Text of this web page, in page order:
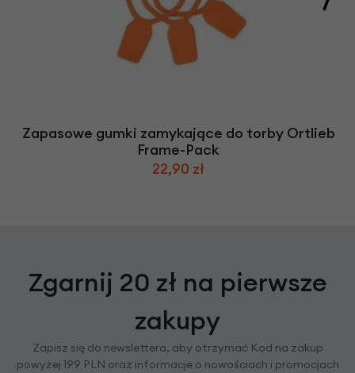
Zapasowe gumki zamykające do torby Ortlieb
Frame-Pack
22,90 zł
Zgarnij 20 zł na pierwsze
zakupy
Zapisz się do newslettera, aby otrzymać Kod na zakup
powyżej 199 PLN oraz informacje o nowościach i promocjach